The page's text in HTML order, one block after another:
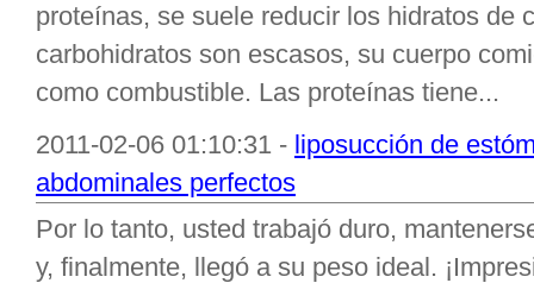
proteínas, se suele reducir los hidratos de
carbohidratos son escasos, su cuerpo
como combustible. Las proteínas tiene...
2011-02-06 01:10:31 - liposucción de
abdominales perfectos
Por lo tanto, usted trabajó duro,
y, finalmente, llegó a su peso ideal.